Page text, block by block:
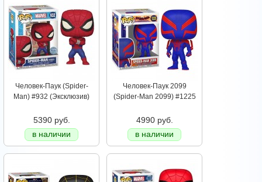
Человек-Паук (Spider-
Man) #932 (Эксклюзив)
5390 руб.
в наличии
Человек-Паук 2099
(Spider-Man 2099) #1225
4990 руб.
в наличии